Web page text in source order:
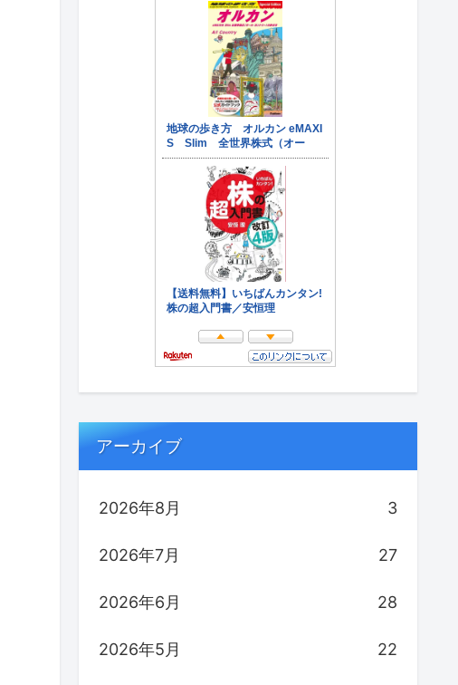
アーカイブ
2026年8月 3
2026年7月 27
2026年6月 28
2026年5月 22